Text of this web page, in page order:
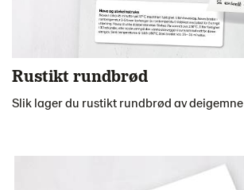
Rustikt rundbrød
Slik lager du rustikt rundbrød av deigemne